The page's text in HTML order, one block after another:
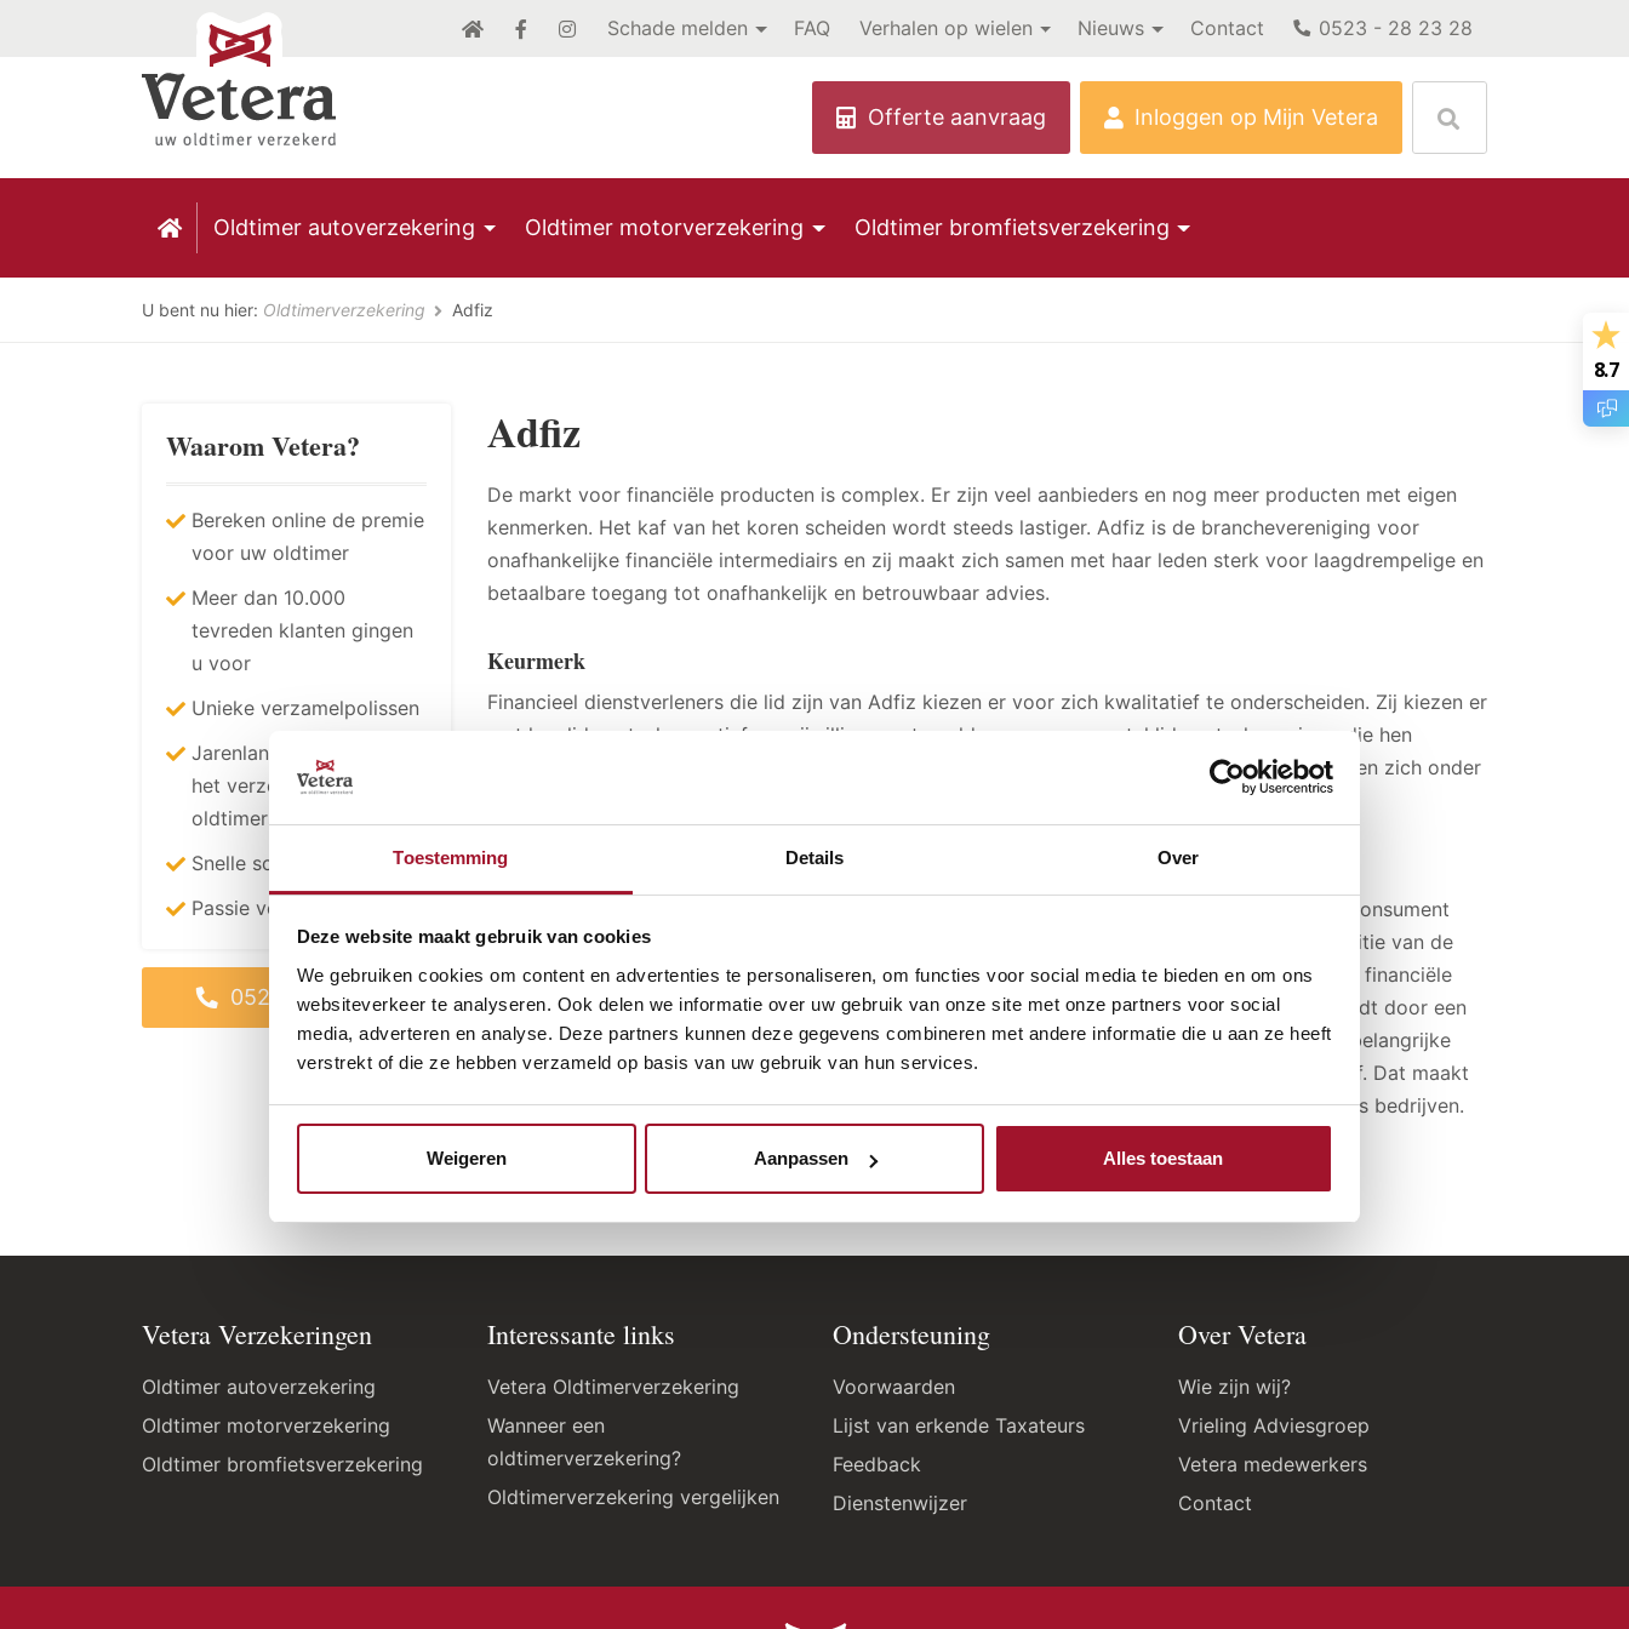
Toestemming Details Over
Deze website maakt gebruik van cookies
We gebruiken cookies om content en advertenties te personaliseren, om functies voor social media te bieden en om ons
websiteverkeer te analyseren. Ook delen we informatie over uw gebruik van onze site met onze partners voor social
media, adverteren en analyse. Deze partners kunnen deze gegevens combineren met andere informatie die u aan ze heeft
verstrekt of die ze hebben verzameld op basis van uw gebruik van hun services.
Weigeren Aanpassen Alles toestaan
Schade melden FAQ Verhalen op wielen Nieuws Contact 0523 - 28 23 28
Inloggen op Mijn Vetera
Oldtimer autoverzekering Oldtimer motorverzekering Oldtimer bromfietsverzekering
U bent nu hier: Oldtimerverzekering Adfiz
Waarom Vetera?
Bereken online de premie
voor uw oldtimer
Meer dan 10.000
tevreden klanten gingen
u voor
Unieke verzamelpolissen
Jarenlange ervaring in
het verzekeren van
oldtimers
Snelle schadeafhandeling
Passie voor oldtimers
0523 - 28 23 28
Adfiz
De markt voor financiële producten is complex. Er zijn veel aanbieders en nog meer producten met eigen
kenmerken. Het kaf van het koren scheiden wordt steeds lastiger. Adfiz is de branchevereniging voor
onafhankelijke financiële intermediairs en zij maakt zich samen met haar leden sterk voor laagdrempelige en
betaalbare toegang tot onafhankelijk en betrouwbaar advies.
Keurmerk
Financieel dienstverleners die lid zijn van Adfiz kiezen er voor zich kwalitatief te onderscheiden. Zij kiezen er
met hun lidmaatschap actief en vrijwillig voor te voldoen aan een aantal lidmaatschapseisen, die hen
onderscheidend maken in de markt en die de consument meer zekerheid geven. Zij onderwerpen zich onder
meer aan gedragscodes op het gebied van onafhankelijkheid van advies en integriteit.
Kennis is macht
Door de consument objectief en in begrijpelijke taal te informeren streeft Adfiz ernaar om de consument
helder en inzichtelijk wegwijs te maken in de wereld van financiële producten. Adfiz wil de positie van de
consument in de financiële markt versterken door hem beter in staat te stellen de kwaliteit van financiële
producten, adviezen en dienstverleners te beoordelen. De consument of de zakelijke klant wordt door een
financieel dienstverlener die lid is van Adfiz in de positie gebracht dat hij met een gerust hart belangrijke
beslissingen kan nemen voor een goede financiële toekomst of voor zekerheid voor zijn bedrijf. Dat maakt
het Adfiz-keurmerk en de Adfiz-adviseur een betrouwbare partner voor zowel consumenten als bedrijven.
Vetera Verzekeringen
Oldtimer autoverzekering
Oldtimer motorverzekering
Oldtimer bromfietsverzekering
Interessante links
Vetera Oldtimerverzekering
Wanneer een
oldtimerverzekering?
Oldtimerverzekering vergelijken
Ondersteuning
Voorwaarden
Lijst van erkende Taxateurs
Feedback
Dienstenwijzer
Over Vetera
Wie zijn wij?
Vrieling Adviesgroep
Vetera medewerkers
Contact
8.7